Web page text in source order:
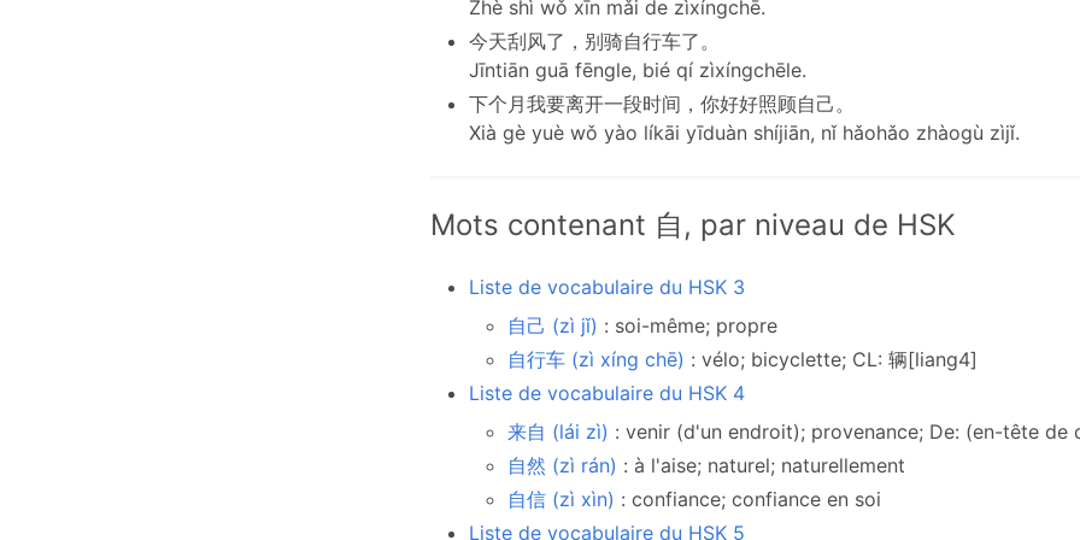
Zhè shì wǒ xīn mǎi de zìxíngchē.
今天刮风了，别骑自行车了。
Jīntiān guā fēngle, bié qí zìxíngchēle.
下个月我要离开一段时间，你好好照顾自己。
Xià gè yuè wǒ yào líkāi yīduàn shíjiān, nǐ hǎohǎo zhàogù zìjǐ.
Mots contenant 自, par niveau de HSK
Liste de vocabulaire du HSK 3
自己 (zì jǐ) : soi-même; propre
自行车 (zì xíng chē) : vélo; bicyclette; CL: 辆[liang4]
Liste de vocabulaire du HSK 4
来自 (lái zì) : venir (d'un endroit); provenance; De: (en-tête de
自然 (zì rán) : à l'aise; naturel; naturellement
自信 (zì xìn) : confiance; confiance en soi
Liste de vocabulaire du HSK 5